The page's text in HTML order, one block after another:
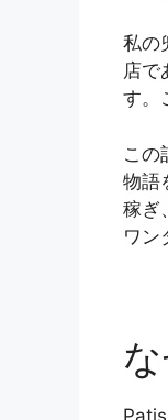
私の
店で
す。
この
物語
稼ぎ
ワン